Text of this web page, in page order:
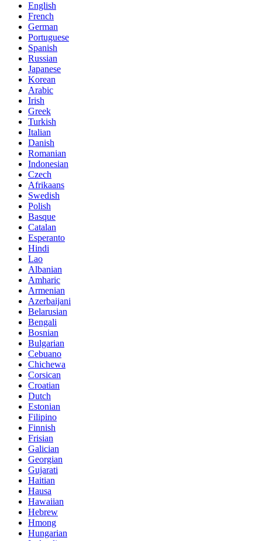
English
French
German
Portuguese
Spanish
Russian
Japanese
Korean
Arabic
Irish
Greek
Turkish
Italian
Danish
Romanian
Indonesian
Czech
Afrikaans
Swedish
Polish
Basque
Catalan
Esperanto
Hindi
Lao
Albanian
Amharic
Armenian
Azerbaijani
Belarusian
Bengali
Bosnian
Bulgarian
Cebuano
Chichewa
Corsican
Croatian
Dutch
Estonian
Filipino
Finnish
Frisian
Galician
Georgian
Gujarati
Haitian
Hausa
Hawaiian
Hebrew
Hmong
Hungarian